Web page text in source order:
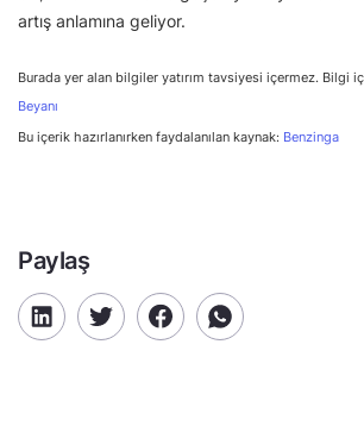
artış anlamına geliyor.
Burada yer alan bilgiler yatırım tavsiyesi içermez. Bilgi
Beyanı
Bu içerik hazırlanırken faydalanılan kaynak: Benzinga
Paylaş